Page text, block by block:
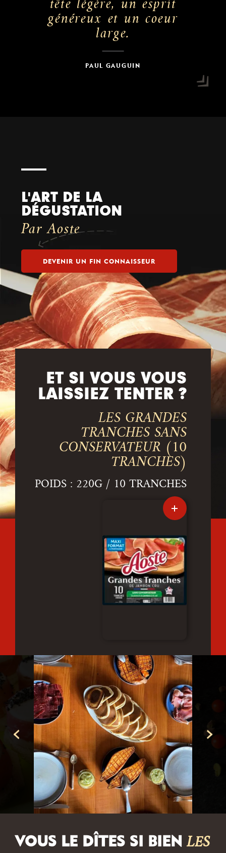
tête légère, un esprit
généreux et un coeur
large.
PAUL GAUGUIN
L'ART DE LA
DÉGUSTATION
Par Aoste
DEVENIR UN FIN CONNAISSEUR
ET SI VOUS VOUS
LAISSIEZ TENTER ?
LES GRANDES
TRANCHES SANS
CONSERVATEUR (10
TRANCHES)
POIDS : 220G / 10 TRANCHES
VOUS LE DÎTES SI BIEN LES